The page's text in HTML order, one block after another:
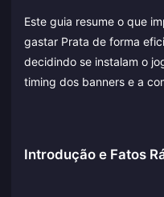
Este guia resume o que
gastar Prata de forma
decidindo se instalam o
timing dos banners e a
Introdução e Fatos